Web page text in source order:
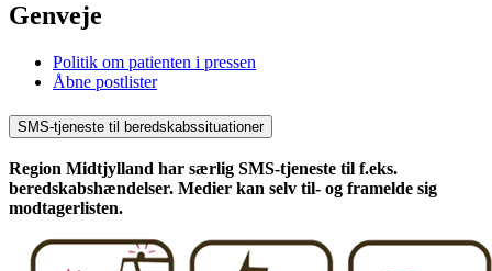
Genveje
Politik om patienten i pressen
Åbne postlister
SMS-tjeneste til beredskabssituationer
Region Midtjylland har særlig SMS-tjeneste til f.eks.
beredskabshændelser. Medier kan selv til- og framelde sig
modtagerlisten.